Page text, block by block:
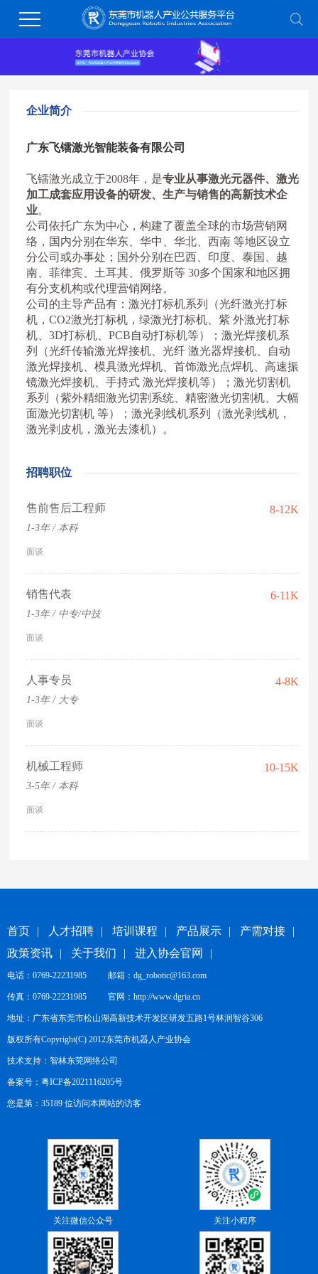
企业简介
广东飞镭激光智能装备有限公司
飞镭激光成立于2008年，是专业从事激光元器件、激光
加工成套应用设备的研发、生产与销售的高新技术企
业。
公司依托广东为中心，构建了覆盖全球的市场营销网
络，国内分别在华东、华中、华北、西南 等地区设立
分公司或办事处；国外分别在巴西、印度、泰国、越
南、菲律宾、土耳其、俄罗斯等 30多个国家和地区拥
有分支机构或代理营销网络。
公司的主导产品有：激光打标机系列（光纤激光打标
机，CO2激光打标机，绿激光打标机、紫 外激光打标
机、3D打标机、PCB自动打标机等）；激光焊接机系
列（光纤传输激光焊接机、光纤 激光器焊接机、自动
激光焊接机、模具激光焊机、首饰激光点焊机、高速振
镜激光焊接机、手持式 激光焊接机等）；激光切割机
系列（紫外精细激光切割系统、精密激光切割机、大幅
面激光切割机 等）；激光剥线机系列（激光剥线机，
激光剥皮机，激光去漆机）。
招聘职位
售前售后工程师 8-12K
1-3年 / 本科
面谈
销售代表 6-11K
1-3年 / 中专/中技
面谈
人事专员 4-8K
1-3年 / 大专
面谈
机械工程师 10-15K
3-5年 / 本科
面谈
首页 | 人才招聘 | 培训课程 | 产品展示 | 产需对接
|
政策资讯
| 关于我们 | 进入协会官网 |
电话：0769-22231985 邮箱：dg_robotic@163.com
传真：0769-22231985 官网： http://www.dgria.cn
地址：广东省东莞市松山湖高新技术开发区研发五路1号林润智谷306
版权所有Copyright(C) 2012东莞市机器人产业协会
技术支持： 智林东莞网络公司
备案号： 粤ICP备2021116205号
您是第：35189 位访问本网站的访客
关注微信公众号 关注小程序